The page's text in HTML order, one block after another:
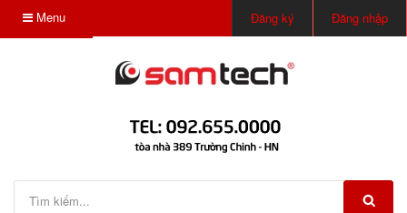
Menu Đăng ký Đăng nhập